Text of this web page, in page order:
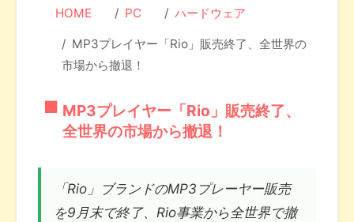
HOME PC ハードウェア
MP3プレイヤー「Rio」販売終了、全世界の
市場から撤退！
MP3プレイヤー「Rio」販売終了、
全世界の市場から撤退！
「Rio」ブランドのMP3プレーヤー販売
を9月末で終了、Rio事業から全世界で撤